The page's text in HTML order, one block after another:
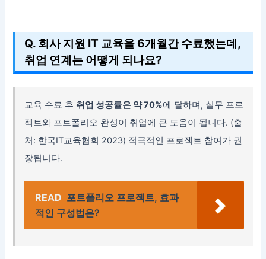
Q. 회사 지원 IT 교육을 6개월간 수료했는데,
취업 연계는 어떻게 되나요?
교육 수료 후 취업 성공률은 약 70%에 달하며, 실무 프로
젝트와 포트폴리오 완성이 취업에 큰 도움이 됩니다. (출
처: 한국IT교육협회 2023) 적극적인 프로젝트 참여가 권
장됩니다.
READ 포트폴리오 프로젝트, 효과
적인 구성법은?